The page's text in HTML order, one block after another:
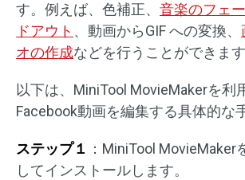
す。例えば、色補正、 音楽のフェ
ドアウト 、動画からGIF への変換、
オの作成などを行うことができます
以下は、MiniTool MovieMakerを利
Facebook動画を編集する具体的な
ステップ１ ：MiniTool MovieMaker
してインストールします。